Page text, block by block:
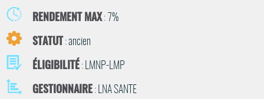
RENDEMENT MAX: 7%
STATUT : ancien
ÉLIGIBILITÉ : LMNP-LMP
GESTIONNAIRE : LNA SANTE